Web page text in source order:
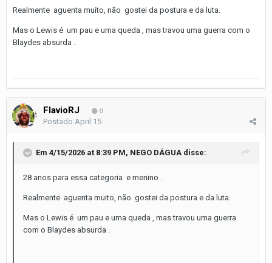
Realmente aguenta muito, não gostei da postura e da luta.
Mas o Lewis é um pau e uma queda , mas travou uma guerra com o
Blaydes absurda .
FlavioRJ 0
Postado April 15
Em 4/15/2026 at 8:39 PM, NEGO DÁGUA disse:
28 anos para essa categoria e menino .
Realmente aguenta muito, não gostei da postura e da luta.
Mas o Lewis é um pau e uma queda , mas travou uma guerra
com o Blaydes absurda .